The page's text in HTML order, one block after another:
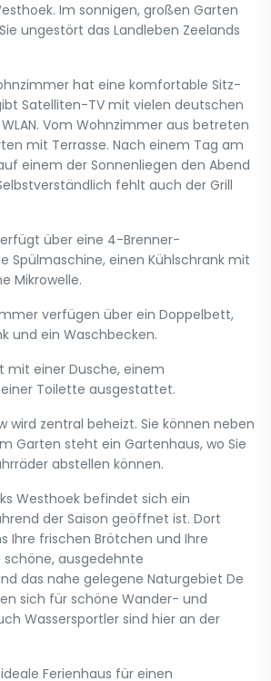
Im sonnigen, großen Garten
ungestört das Landleben Zeelands
hat eine komfortable Sitz-
Satelliten-TV mit vielen deutschen
Vom Wohnzimmer aus betreten
mit Terrasse. Nach einem Tag am
einem der Sonnenliegen den Abend
fehlt auch der Grill
über eine 4-Brenner-
Spülmaschine, einen Kühlschrank mit
Mikrowelle.
verfügen über ein Doppelbett,
und ein Waschbecken.
mit einer Dusche, einem
Toilette ausgestattet.
wird zentral beheizt. Sie können neben
Garten steht ein Gartenhaus, wo Sie
abstellen können.
Westhoek befindet sich ein
der Saison geöffnet ist. Dort
Ihre frischen Brötchen und Ihre
schöne, ausgedehnte
das nahe gelegene Naturgebiet De
sich für schöne Wander- und
Wassersportler sind hier an der
Ferienhaus für einen